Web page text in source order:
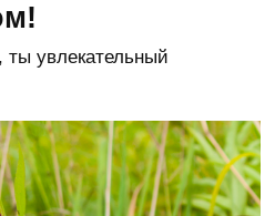
ты увлекательный